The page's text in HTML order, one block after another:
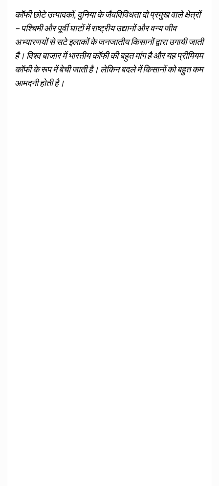
कॉफी छोटे उत्पादकों, दुनिया के जैवविविधता दो प्रमुख वाले क्षेत्रों
– पश्चिमी और पूर्वी घाटों में राष्ट्रीय उद्यानों और वन्य जीव
अभ्यारणयों से सटे इलाकों के जनजातीय किसानों द्वारा उगायी जाती
है। विश्व बाजार में भारतीय कॉफी की बहुत मांग है और यह प्रीमियम
कॉफी के रूप में बेची जाती है। लेकिन बदले में किसानों को बहुत कम
आमदनी होती है।